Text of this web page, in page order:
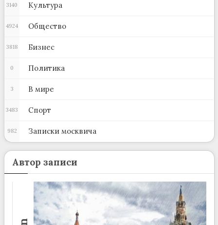
Культура
3140
Общество
4924
Бизнес
3818
Политика
0
В мире
3
Спорт
3483
Записки москвича
982
Автор записи